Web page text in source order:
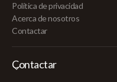
Política de privacidad
Acerca de nosotros
Contactar
Contactar